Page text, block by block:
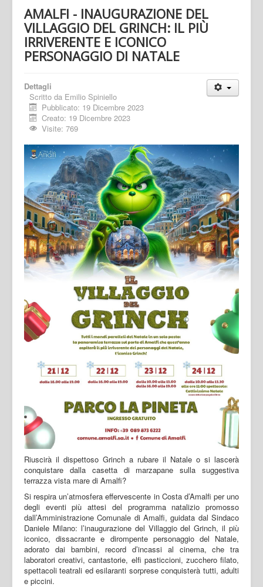
AMALFI - INAUGURAZIONE DEL
VILLAGGIO DEL GRINCH: IL PIÙ
IRRIVERENTE E ICONICO
PERSONAGGIO DI NATALE
Dettagli
Scritto da Emilio Spiniello
Pubblicato: 19 Dicembre 2023
Creato: 19 Dicembre 2023
Visite: 769
Riuscirà il dispettoso Grinch a rubare il Natale o si lascerà
conquistare dalla casetta di marzapane sulla suggestiva
terrazza vista mare di Amalfi?
Si respira un’atmosfera effervescente in Costa d’Amalfi per uno
degli eventi più attesi del programma natalizio promosso
dall’Amministrazione Comunale di Amalfi, guidata dal Sindaco
Daniele Milano: l’inaugurazione del Villaggio del Grinch, il più
iconico, dissacrante e dirompente personaggio del Natale,
adorato dai bambini, record d’incassi al cinema, che tra
laboratori creativi, cantastorie, elfi pasticcioni, zucchero filato,
spettacoli teatrali ed esilaranti sorprese conquisterà tutti, adulti
e piccini.